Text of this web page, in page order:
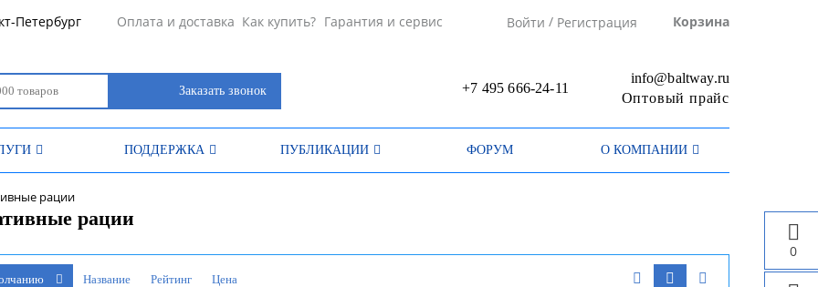
Петербург Оплата и доставка Как купить? Гарантия и сервис Войти / Регистрация Корзина
0
Заказать звонок +7 495 666-24-11
info@baltway.ru
Оптовый прайс
ПОДДЕРЖКА ПУБЛИКАЦИИ ФОРУМ О КОМПАНИИ
рации
рации
Название Рейтинг Цена